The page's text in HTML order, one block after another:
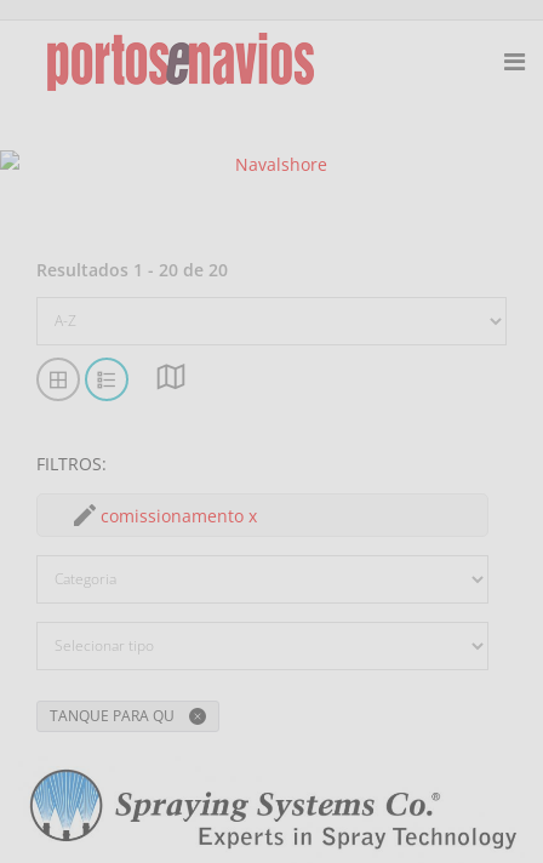
Resultados 1 - 20 de 20
FILTROS:
comissionamento x
TANQUE PARA QU